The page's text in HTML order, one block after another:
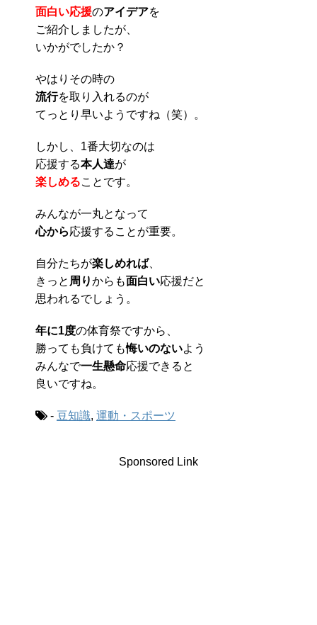
面白い応援のアイデアを
ご紹介しましたが、
いかがでしたか？
やはりその時の
流行を取り入れるのが
てっとり早いようですね（笑）。
しかし、1番大切なのは
応援する本人達が
楽しめることです。
みんなが一丸となって
心から応援することが重要。
自分たちが楽しめれば、
きっと 周りからも面白い応援だと
思われるでしょう。
年に1度の体育祭ですから、
勝っても負けても悔いのないよう
みんなで一生懸命応援できると
良いですね。
- 豆知識, 運動・スポーツ
Sponsored Link